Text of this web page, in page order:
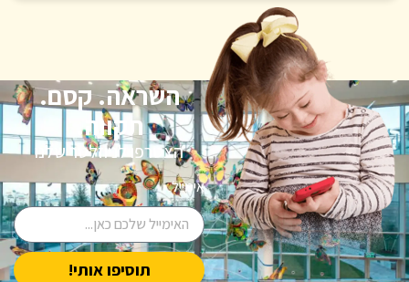
השראה. קסם.
תקווה.
הצטרפו לניוזלטר שלנו
אימייל
תוסיפו אותי!